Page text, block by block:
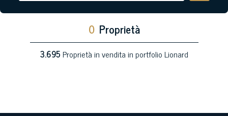
0 Proprietà
3.695Proprietà in vendita in portfolio Lionard